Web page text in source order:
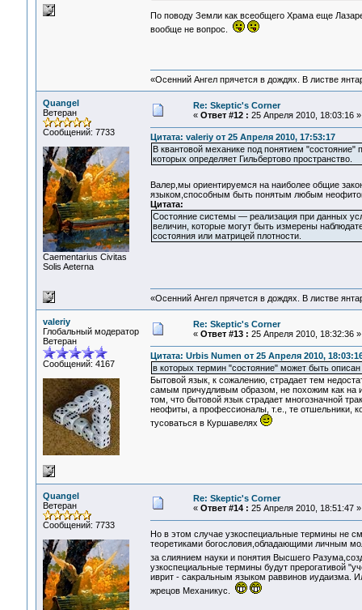
По поводу Земли как всеобщего Храма еще
вообще не вопрос.
«Осенний Ангел прячется в дождях. В листве
Quangel
Ветеран
Сообщений: 7733
Сaementarius Civitas
Solis Aeterna
Re: Skeptic's Corner
« Ответ #12 : 25 Апреля 2010, 18:03:16 »
Цитата: valeriy от 25 Апреля 2010, 17:53:17
В квантовой механике под понятием
которых определяет Гильбертово пространство.
Валер,мы ориентируемся на наиболее общие
языком,способным быть понятым любым
Цитата:
Состояние системы — реализация при данных
величин, которые могут быть измерены
состояния или матрицей плотности.
«Осенний Ангел прячется в дождях. В листве
valeriy
Глобальный модератор
Ветеран
Сообщений: 4167
Re: Skeptic's Corner
« Ответ #13 : 25 Апреля 2010, 18:32:36 »
Цитата: Urbis Numen от 25 Апреля 2010,
в которых термин "состояние" может быть
Бытовой язык, к сожалению, страдает тем
самым причудливым образом, не похожим как на
том, что бытовой язык страдает многозначной
неофиты, а профессионалы, т.е., те отшельники,
тусоваться в Куршавелях
Quangel
Ветеран
Сообщений: 7733
Re: Skeptic's Corner
« Ответ #14 : 25 Апреля 2010, 18:51:47 »
Но в этом случае узкоспециальные термины не
теоретиками богословия,обладающими личным
за слиянием науки и понятия Высшего
узкоспециальные термины будут прерогативой
иврит - сакральным языком раввинов иудаизма.
жрецов Механикус.